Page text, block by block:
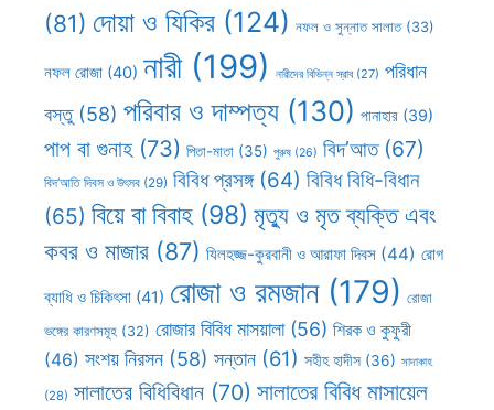
(81) দোয়া ও যিকির (124) নফল ও সুন্নাত সালাত(33)
নফল রোজা (40) নারী(199) নারীদের বিভিন্ন স্রাব(27) পরিধান
বস্তু(58) পরিবার ও দাম্পত্য (130) পানাহার (39)
পাপ বা গুনাহ(73) পিতা-মাতা (35) পুরুষ (26) বিদ’আত(67)
বিদ’আতি দিবস ও উৎসব (29) বিবিধ প্রসঙ্গ(64) বিবিধ বিধি-বিধান
(65) বিয়ে বা বিবাহ (98) মৃত্যু ও মৃত ব্যক্তি এবং
কবর ও মাজার (87) যিলহজ্জ-কুরবানী ও আরাফা দিবস (44) রোগ
ব্যাধি ও চিকিৎসা (41) রোজা ও রমজান(179) রোজা
ভঙ্গের কারণসমূহ (32) রোজার বিবিধ মাসয়ালা(56) শিরক ও কুফুরী
(46) সংশয় নিরসন (58) সন্তান (61) সহীহ হাদীস (36) সাদাকাহ
(28) সালাতের বিধিবিধান (70) সালাতের বিবিধ মাসায়েল